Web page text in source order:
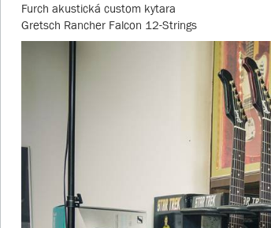
Furch akustická custom kytara
Gretsch Rancher Falcon 12-Strings